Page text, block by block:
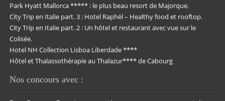
Park Hyatt Mallorca ***** : le plus beau resort de Majorque.
City Trip en Italie part. 3 : Hotel Raphël – Healthy food et rooftop.
City Trip en Italie part. 2 : Un hôtel et restaurant avec vue sur le
Colisée.
Hotel NH Collection Lisboa Liberdade ****
Hôtel et Thalassothérapie au Thalazur**** de Cabourg
Nos concours avec :